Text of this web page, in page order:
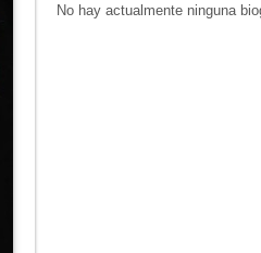
No hay actualmente ninguna